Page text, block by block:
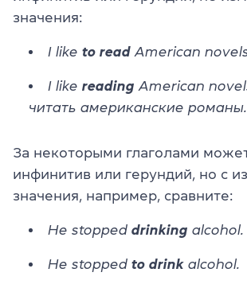
значения:
I like to read American
I like reading American
читать американские романы.
За некоторыми глаголами
инфинитив или герундий, но с
значения, например, сравните:
He stopped drinking alcohol.
He stopped to drink alcohol.